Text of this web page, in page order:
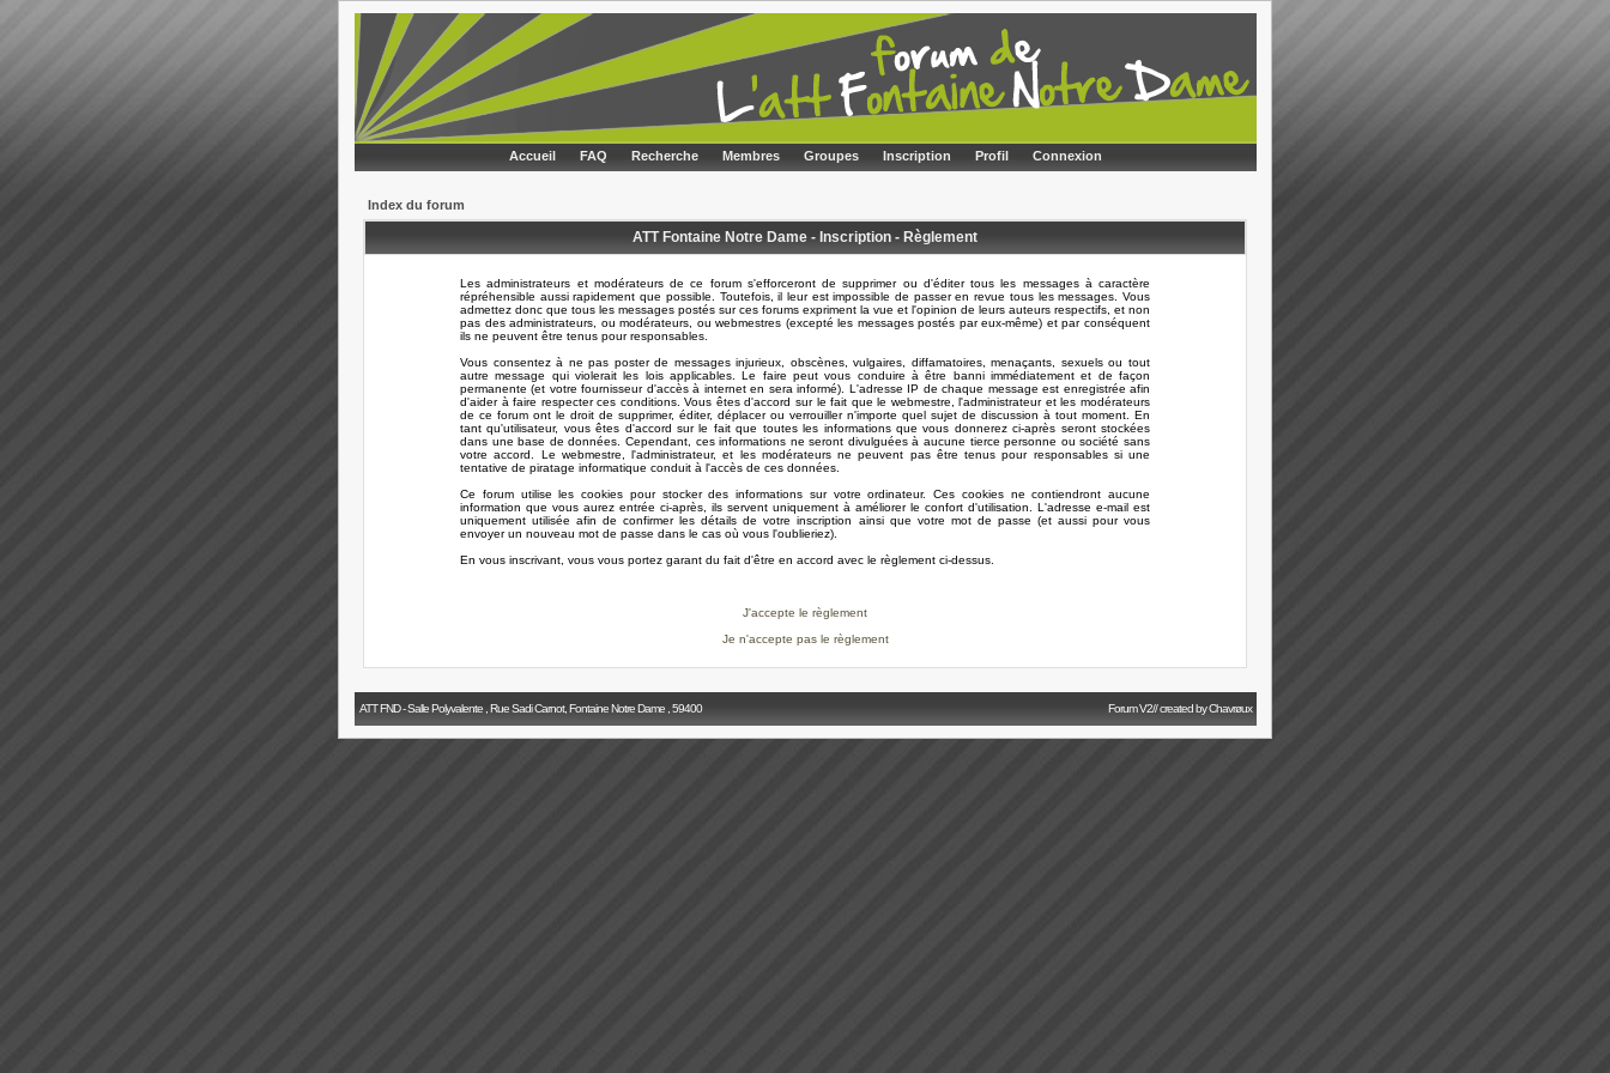
Accueil FAQ Recherche Membres Groupes Inscription Profil Connexion
Index du forum
ATT Fontaine Notre Dame - Inscription - Règlement
Les administrateurs et modérateurs de ce forum s'efforceront de supprimer ou d'éditer tous les messages à caractère
répréhensible aussi rapidement que possible. Toutefois, il leur est impossible de passer en revue tous les messages. Vous
admettez donc que tous les messages postés sur ces forums expriment la vue et l'opinion de leurs auteurs respectifs, et non
pas des administrateurs, ou modérateurs, ou webmestres (excepté les messages postés par eux-même) et par conséquent
ils ne peuvent être tenus pour responsables.
Vous consentez à ne pas poster de messages injurieux, obscènes, vulgaires, diffamatoires, menaçants, sexuels ou tout
autre message qui violerait les lois applicables. Le faire peut vous conduire à être banni immédiatement et de façon
permanente (et votre fournisseur d'accès à internet en sera informé). L'adresse IP de chaque message est enregistrée afin
d'aider à faire respecter ces conditions. Vous êtes d'accord sur le fait que le webmestre, l'administrateur et les modérateurs
de ce forum ont le droit de supprimer, éditer, déplacer ou verrouiller n'importe quel sujet de discussion à tout moment. En
tant qu'utilisateur, vous êtes d'accord sur le fait que toutes les informations que vous donnerez ci-après seront stockées
dans une base de données. Cependant, ces informations ne seront divulguées à aucune tierce personne ou société sans
votre accord. Le webmestre, l'administrateur, et les modérateurs ne peuvent pas être tenus pour responsables si une
tentative de piratage informatique conduit à l'accès de ces données.
Ce forum utilise les cookies pour stocker des informations sur votre ordinateur. Ces cookies ne contiendront aucune
information que vous aurez entrée ci-après, ils servent uniquement à améliorer le confort d'utilisation. L'adresse e-mail est
uniquement utilisée afin de confirmer les détails de votre inscription ainsi que votre mot de passe (et aussi pour vous
envoyer un nouveau mot de passe dans le cas où vous l'oublieriez).
En vous inscrivant, vous vous portez garant du fait d'être en accord avec le règlement ci-dessus.
J'accepte le règlement
Je n'accepte pas le règlement
ATT FND - Salle Polyvalente , Rue Sadi Carnot, Fontaine Notre Dame , 59400 Forum V2// created by Chavrøux